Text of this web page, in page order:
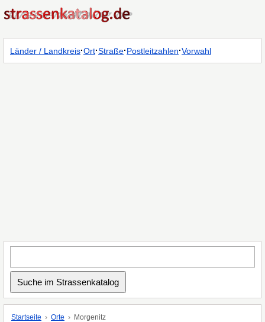
Länder / Landkreis·Ort·Straße·Postleitzahlen·Vorwahl
Startseite Orte Morgenitz